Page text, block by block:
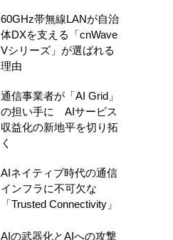
60GHz帯無線LANが自治
体DXを支える「cnWave
Vシリーズ」が選ばれる
理由
通信事業者が「AI Grid」
の担い手に AIサービス
収益化の新地平を切り拓
く
AIネイティブ時代の通信
インフラに不可欠な
「Trusted Connectivity」
AIの武器化とAIへの攻撃